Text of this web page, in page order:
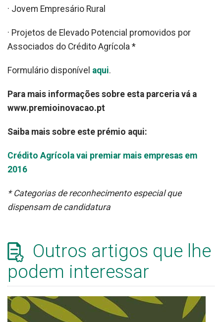
· Jovem Empresário Rural
· Projetos de Elevado Potencial promovidos por
Associados do Crédito Agrícola *
Formulário disponível aqui.
Para mais informações sobre esta parceria vá a
www.premioinovacao.pt
Saiba mais sobre este prémio aqui:
Crédito Agrícola vai premiar mais empresas em
2016
* Categorias de reconhecimento especial que
dispensam de candidatura
Outros artigos que lhe
podem interessar